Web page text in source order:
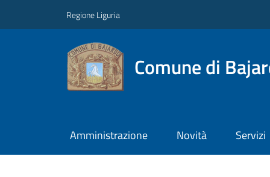
Regione Liguria
Comune di
Amministrazione Novità Servizi